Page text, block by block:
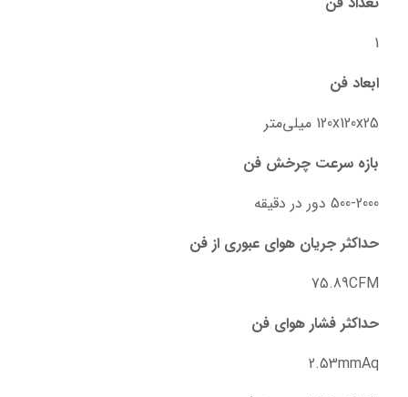
1
ابعاد فن
120x120x25 میلی‌متر
بازه سرعت چرخش فن
500-2000 دور در دقیقه
حداکثر جریان هوای عبوری از فن
75.89CFM
حداکثر فشار هوای فن
2.53mmAq